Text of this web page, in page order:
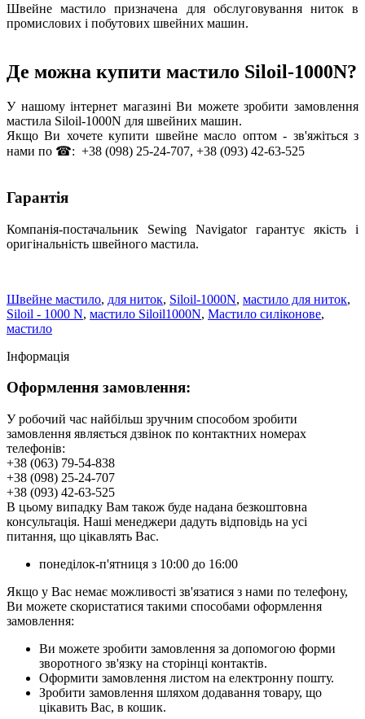
Швейне мастило призначена для обслуговування ниток в
промислових і побутових швейних машин.
Де можна купити мастило Siloil-1000N?
У нашому інтернет магазині Ви можете зробити замовлення
мастила Siloil-1000N для швейних машин.
Якщо Ви хочете купити швейне масло оптом - зв'яжіться з
нами по ☎: +38 (098) 25-24-707, +38 (093) 42-63-525
Гарантія
Компанія-постачальник Sewing Navigator гарантує якість і
оригінальність швейного мастила.
Швейне мастило, для ниток, Siloil-1000N, мастило для ниток,
Siloil - 1000 N, мастило Siloil1000N, Мастило силіконове,
мастило
Інформація
Оформлення замовлення:
У робочий час найбільш зручним способом зробити
замовлення являється дзвінок по контактних номерах
телефонів:
+38 (063) 79-54-838
+38 (098) 25-24-707
+38 (093) 42-63-525
В цьому випадку Вам також буде надана безкоштовна
консультація. Наші менеджери дадуть відповідь на усі
питання, що цікавлять Вас.
понеділок-п'ятниця з 10:00 до 16:00
Якщо у Вас немає можливості зв'язатися з нами по телефону,
Ви можете скористатися такими способами оформлення
замовлення:
Ви можете зробити замовлення за допомогою форми
зворотного зв'язку на сторінці контактів.
Оформити замовлення листом на електронну пошту.
Зробити замовлення шляхом додавання товару, що
цікавить Вас, в кошик.